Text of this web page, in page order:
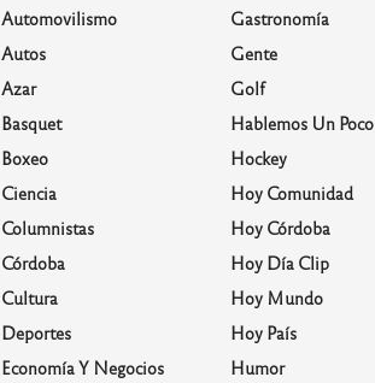
Automovilismo
Autos
Azar
Basquet
Boxeo
Ciencia
Columnistas
Córdoba
Cultura
Deportes
Economía Y Negocios
Gastronomía
Gente
Golf
Hablemos Un Poco
Hockey
Hoy Comunidad
Hoy Córdoba
Hoy Día Clip
Hoy Mundo
Hoy País
Humor